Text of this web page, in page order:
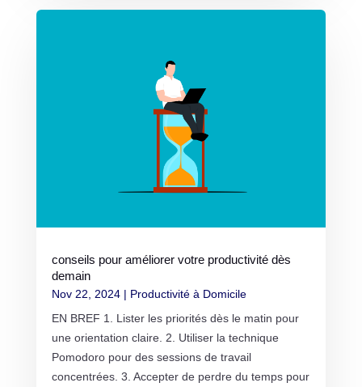
conseils pour améliorer votre productivité dès
demain
Nov 22, 2024| Productivité à Domicile
EN BREF 1. Lister les priorités dès le matin pour
une orientation claire. 2. Utiliser la technique
Pomodoro pour des sessions de travail
concentrées. 3. Accepter de perdre du temps pour